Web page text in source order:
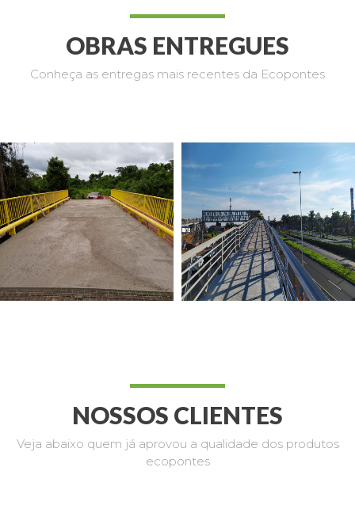
OBRAS ENTREGUES
Conheça as entregas mais recentes da Ecopontes
NOSSOS CLIENTES
Veja abaixo quem já aprovou a qualidade dos produtos
ecopontes